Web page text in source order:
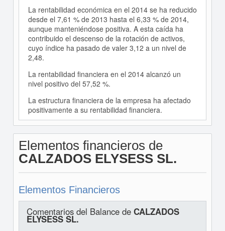
La rentabilidad económica en el 2014 se ha reducido
desde el 7,61 % de 2013 hasta el 6,33 % de 2014,
aunque manteniéndose positiva. A esta caída ha
contribuido el descenso de la rotación de activos,
cuyo índice ha pasado de valer 3,12 a un nivel de
2,48.
La rentabilidad financiera en el 2014 alcanzó un
nivel positivo del 57,52 %.
La estructura financiera de la empresa ha afectado
positivamente a su rentabilidad financiera.
Elementos financieros de
CALZADOS ELYSESS SL.
Elementos Financieros
Comentarios del Balance de CALZADOS
ELYSESS SL.